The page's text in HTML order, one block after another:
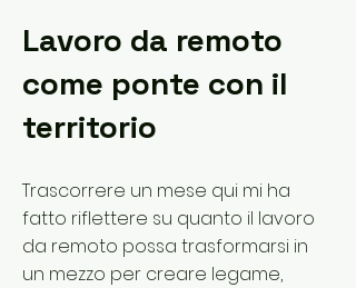
Lavoro da remoto
come ponte con il
territorio
Trascorrere un mese qui mi ha
fatto riflettere su quanto il lavoro
da remoto possa trasformarsi in
un mezzo per creare legame,